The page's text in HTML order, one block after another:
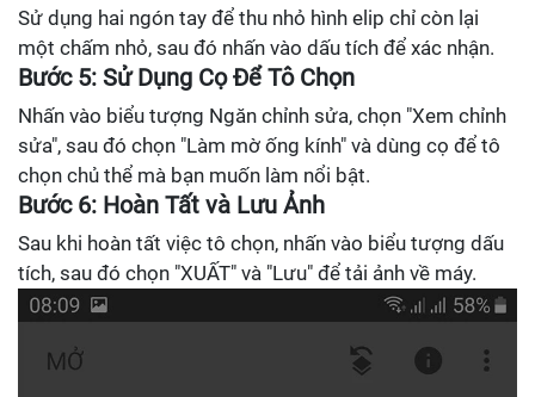
Sử dụng hai ngón tay để thu nhỏ hình elip chỉ còn lại
một chấm nhỏ, sau đó nhấn vào dấu tích để xác nhận.
Bước 5: Sử Dụng Cọ Để Tô Chọn
Nhấn vào biểu tượng Ngăn chỉnh sửa, chọn "Xem chỉnh
sửa", sau đó chọn "Làm mờ ống kính" và dùng cọ để tô
chọn chủ thể mà bạn muốn làm nổi bật.
Bước 6: Hoàn Tất và Lưu Ảnh
Sau khi hoàn tất việc tô chọn, nhấn vào biểu tượng dấu
tích, sau đó chọn "XUẤT" và "Lưu" để tải ảnh về máy.